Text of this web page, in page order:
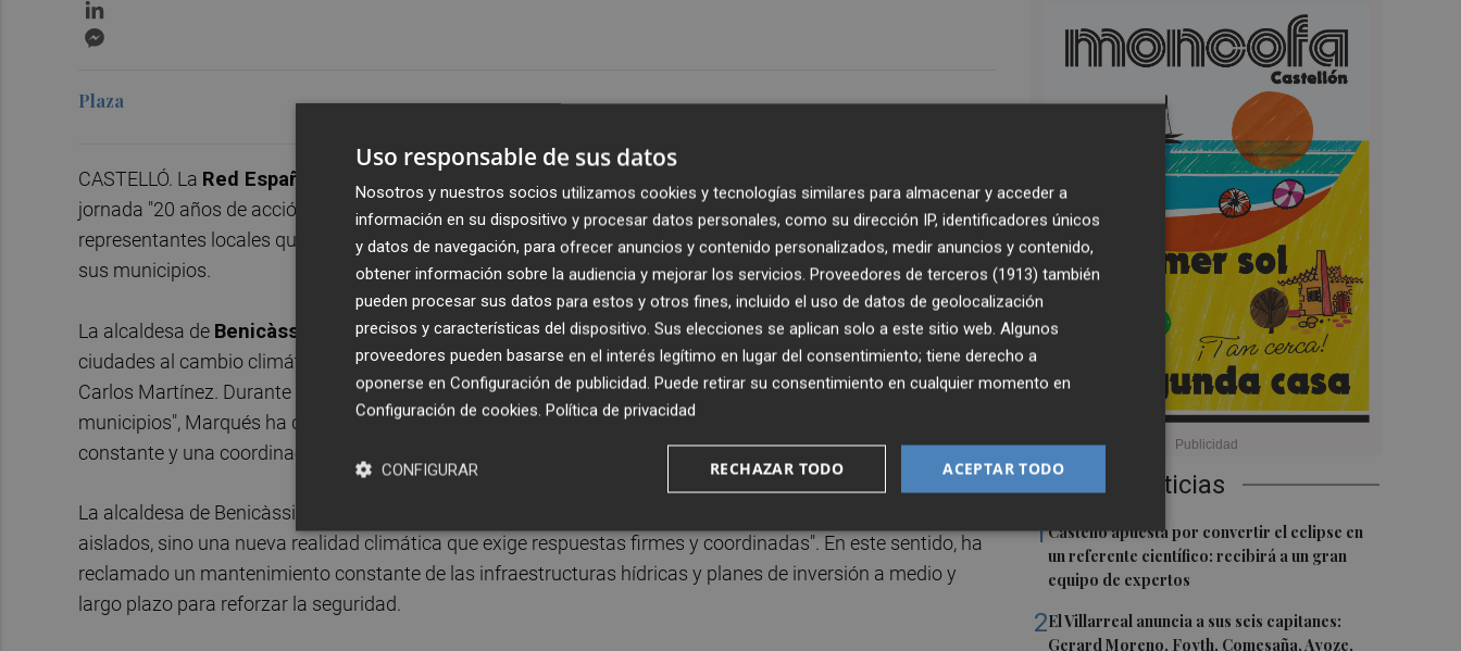
Últimas Noticias
1Castelló apuesta por convertir el eclipse en
un referente científico: recibirá a un gran
equipo de expertos
2El Villarreal anuncia a sus seis capitanes:
Gerard Moreno, Foyth, Comesaña, Ayoze,
Plaza Publicado: 02/06/2026 ·17:08
CASTELLÓ. La Red Española de Ciudades por el Clima de la FEMP
jornada "20 años de acción climática local", con motivo de su XX aniversario. La cita ha reunido a
representantes locales que impulsan políticas para mitigar y afrontar los efectos del cambio climático en
sus municipios.
La alcaldesa de Benicàssim Susana Marqués, ha participado en la mesa redonda "Adaptación de las
ciudades al cambio climático", junto a los alcaldes de Rota (Andalucía), José Javier Ruiz, y de Vedra (Galicia),
Carlos Martínez. Durante su intervención, centrada en "Los riesgos de las inundaciones en nuestros
municipios", Marqués ha destacado que "la adaptación al cambio climático requiere de una comunicación
constante y una coordinación permanente entre administraciones".
La alcaldesa de Benicàssim ha señalado que los fenómenos meteorológicos extremos "ya no son episodios
aislados, sino una nueva realidad climática que exige respuestas firmes y coordinadas". En este sentido, ha
reclamado un mantenimiento constante de las infraestructuras hídricas y planes de inversión a medio y
largo plazo para reforzar la seguridad.
Uso responsable de sus datos
Nosotros y nuestros socios utilizamos cookies y tecnologías similares para almacenar y acceder a
información en su dispositivo y procesar datos personales, como su dirección IP, identificadores únicos
y datos de navegación, para ofrecer anuncios y contenido personalizados, medir anuncios y contenido,
obtener información sobre la audiencia y mejorar los servicios. Proveedores de terceros (1913) también
pueden procesar sus datos para estos y otros fines, incluido el uso de datos de geolocalización
precisos y características del dispositivo. Sus elecciones se aplican solo a este sitio web. Algunos
proveedores pueden basarse en el interés legítimo en lugar del consentimiento; tiene derecho a
oponerse en Configuración de publicidad. Puede retirar su consentimiento en cualquier momento en
Configuración de cookies. Política de privacidad
ACEPTAR TODO
RECHAZAR TODO
CONFIGURAR